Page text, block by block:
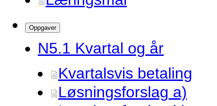
Oppgaver
N5.1 Kvartal og år
Kvartalsvis betaling
Løsningsforslag a)